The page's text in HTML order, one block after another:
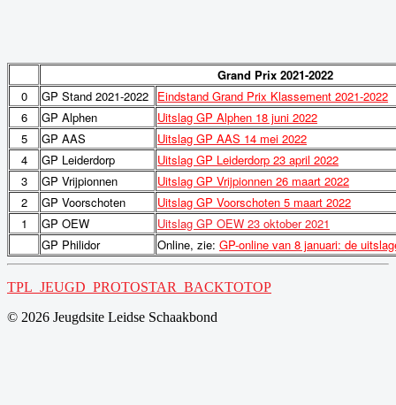
Grand Prix 2021-2022
0
GP Stand 2021-2022 Eindstand Grand Prix Klassement 2021-2022
6
GP Alphen
Uitslag GP Alphen 18 juni 2022
5
GP AAS
Uitslag GP AAS 14 mei 2022
4
GP Leiderdorp
Uitslag GP Leiderdorp 23 april 2022
3
GP Vrijpionnen
Uitslag GP Vrijpionnen 26 maart 2022
2
GP Voorschoten
Uitslag GP Voorschoten 5 maart 2022
1
GP OEW
Uitslag GP OEW 23 oktober 2021
GP Philidor
Online, zie: GP-online van 8 januari: de
TPL_JEUGD_PROTOSTAR_BACKTOTOP
© 2026 Jeugdsite Leidse Schaakbond